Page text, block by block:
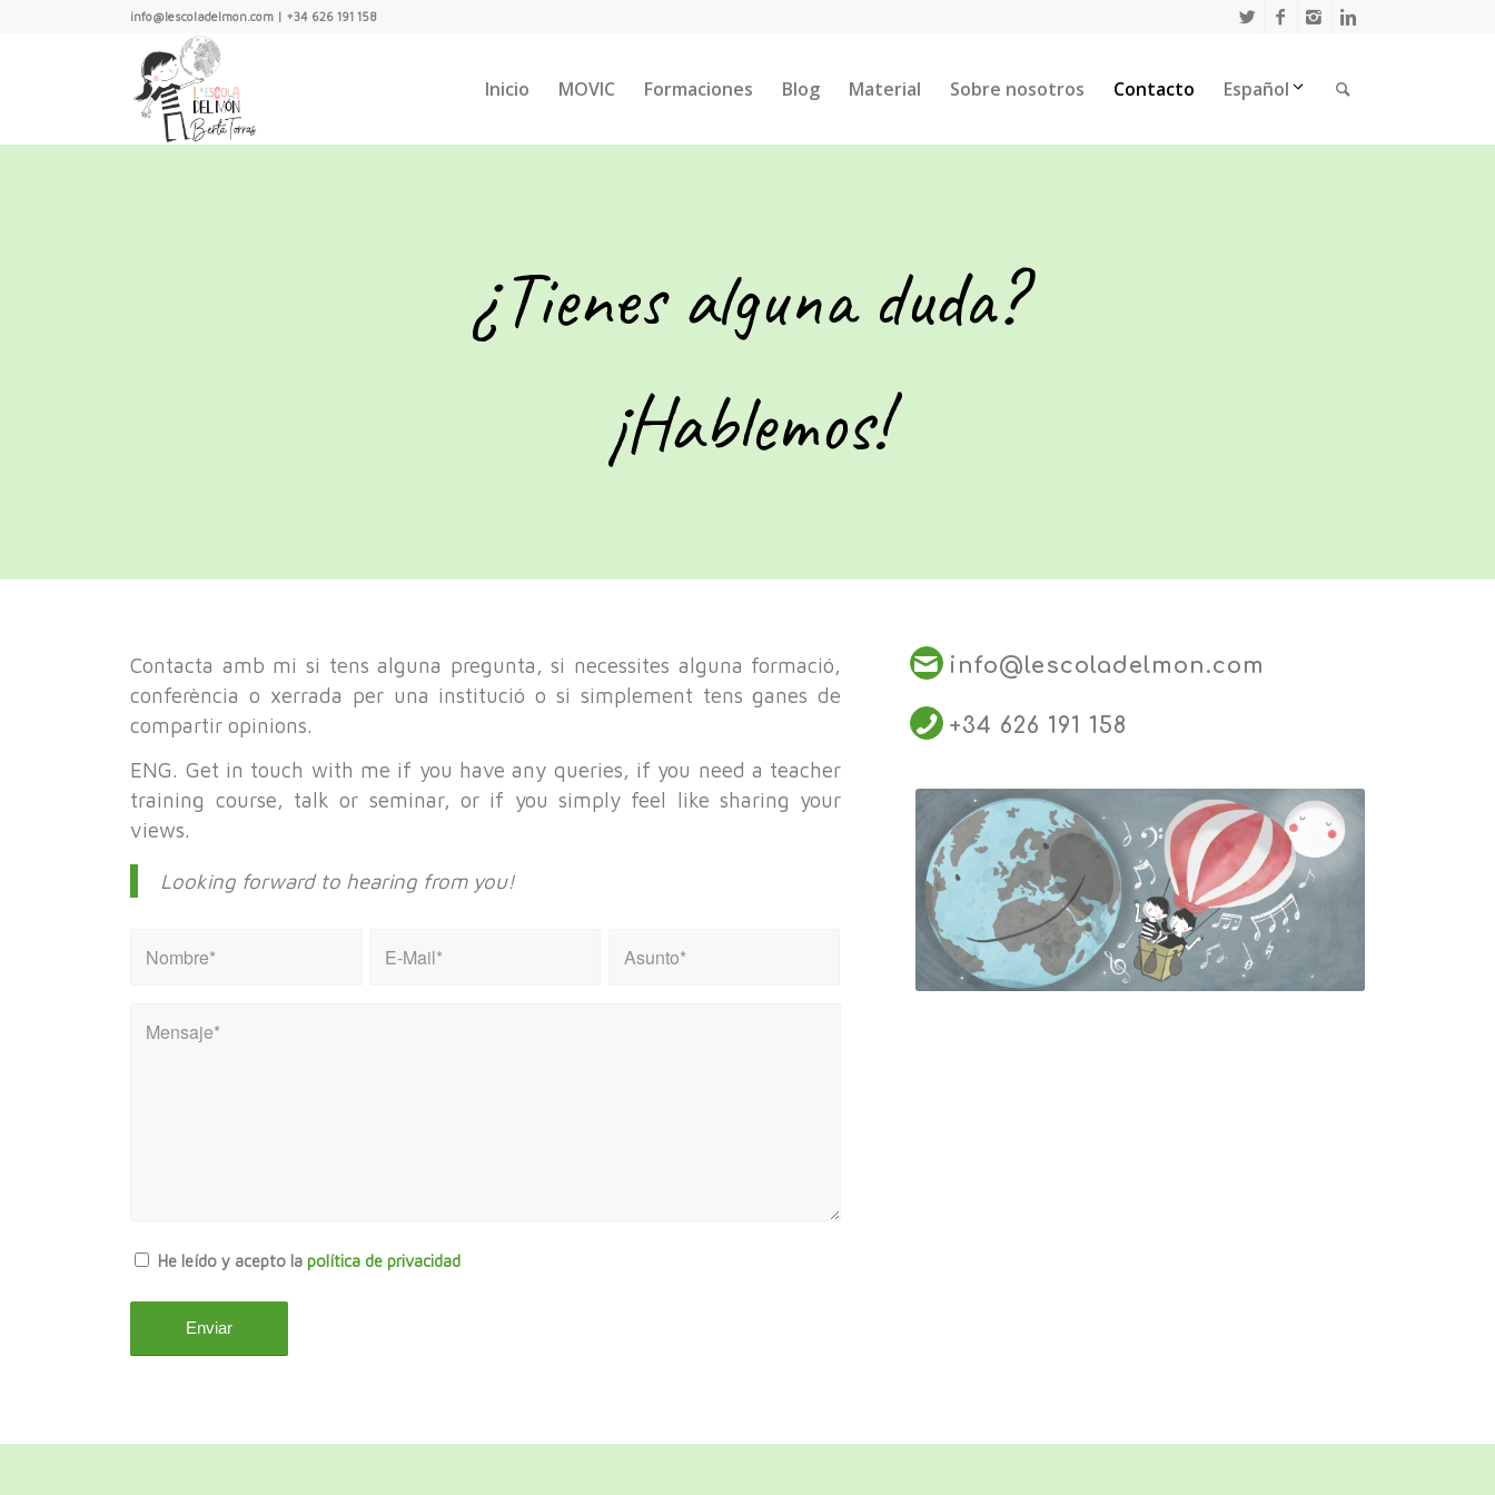
info@lescoladelmon.com | +34 626 191 158
Inicio MOVIC Formaciones Blog Material Sobre nosotros Contacto Español
¿Tienes alguna duda?
¡Hablemos!
Contacta amb mi si tens alguna pregunta, si necessites alguna formació,
conferència o xerrada per una institució o si simplement tens ganes de
compartir opinions.
ENG. Get in touch with me if you have any queries, if you need a teacher
training course, talk or seminar, or if you simply feel like sharing your
views.
Looking forward to hearing from you!
He leído y acepto lapolítica de privacidad
info@lescoladelmon.com
+34 626 191 158